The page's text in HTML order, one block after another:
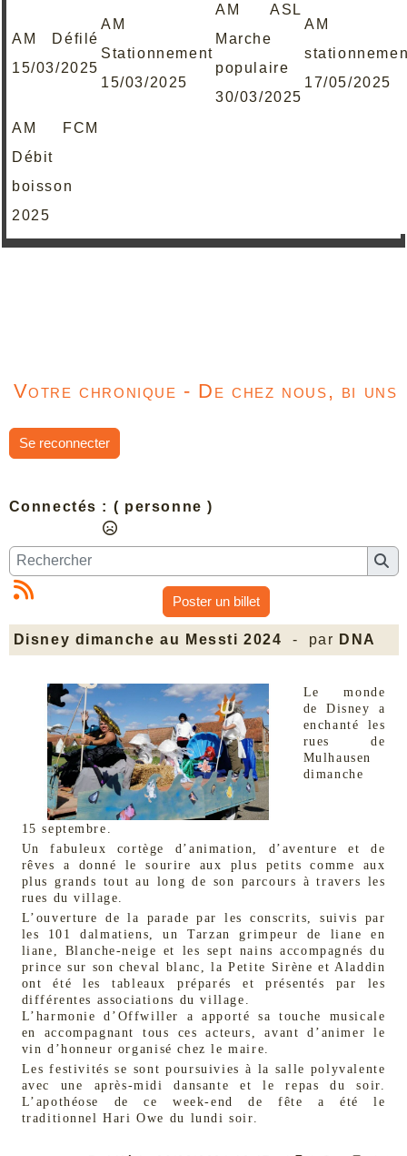
AM Défilé
15/03/2025
AM
Stationnement
15/03/2025
AM ASL
Marche
populaire
30/03/2025
AM
17/05/2025
AM FCM
Débit
boisson
2025
Votre chronique - De chez nous, bi uns
Se reconnecter
Connectés : ( personne )
Poster un billet
Disney dimanche au Messti 2024 - par DNA
Le monde
de Disney a
enchanté les
rues de
Mulhausen
dimanche
15 septembre.
Un fabuleux cortège d’animation, d’aventure et de
rêves a donné le sourire aux plus petits comme aux
plus grands tout au long de son parcours à travers les
rues du village.
L’ouverture de la parade par les conscrits, suivis par
les 101 dalmatiens, un Tarzan grimpeur de liane en
liane, Blanche-neige et les sept nains accompagnés du
prince sur son cheval blanc, la Petite Sirène et Aladdin
ont été les tableaux préparés et présentés par les
différentes associations du village.
L’harmonie d’Offwiller a apporté sa touche musicale
en accompagnant tous ces acteurs, avant d’animer le
vin d’honneur organisé chez le maire.
Les festivités se sont poursuivies à la salle polyvalente
avec une après-midi dansante et le repas du soir.
L’apothéose de ce week-end de fête a été le
traditionnel Hari Owe du lundi soir.